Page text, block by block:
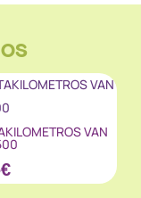
VAN
€